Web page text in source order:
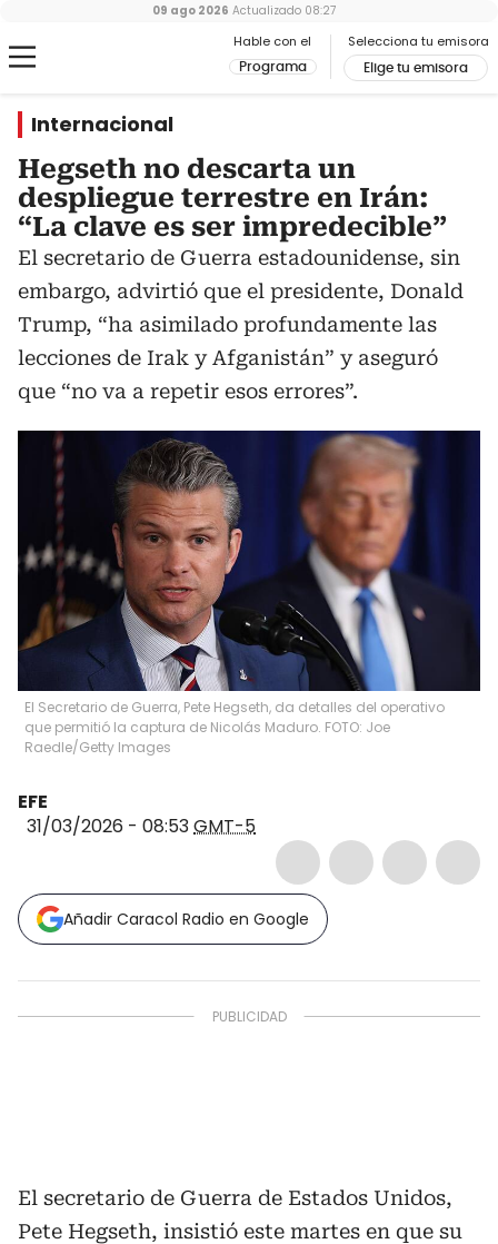
Hable con el
Programa
Selecciona tu emisora
Elige tu emisora
09 ago 2026 Actualizado 08:27
Internacional
Hegseth no descarta un
despliegue terrestre en Irán:
“La clave es ser impredecible”
El secretario de Guerra estadounidense, sin
embargo, advirtió que el presidente, Donald
Trump, “ha asimilado profundamente las
lecciones de Irak y Afganistán” y aseguró
que “no va a repetir esos errores”.
El Secretario de Guerra, Pete Hegseth, da detalles del operativo
que permitió la captura de Nicolás Maduro. FOTO: Joe
Raedle/Getty Images
EFE
31/03/2026 - 08:53GMT-5
Añadir Caracol Radio en Google
El secretario de Guerra de Estados Unidos,
Pete Hegseth, insistió este martes en que su